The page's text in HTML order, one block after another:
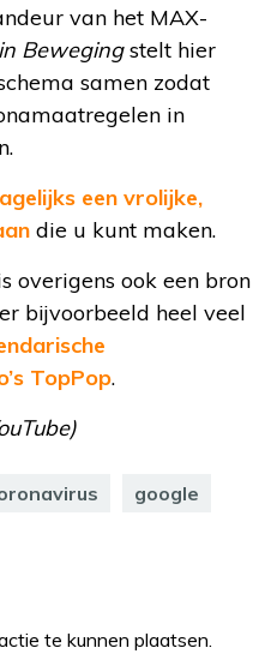
van het MAX-
Bewegingstelt hier
samen zodat
in
een vrolijke,
die u kunt maken.
overigens ook een bron
bijvoorbeeld heel veel
TopPop.
google
te kunnen plaatsen.